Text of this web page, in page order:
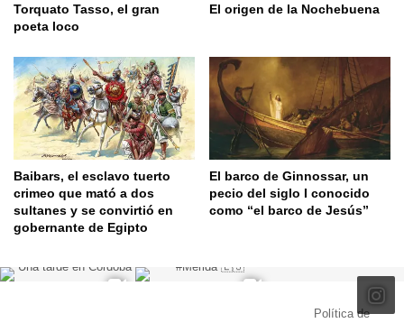
Torquato Tasso, el gran
poeta loco
El origen de la Nochebuena
Baibars, el esclavo tuerto
crimeo que mató a dos
sultanes y se convirtió en
gobernante de Egipto
El barco de Ginnossar, un
pecio del siglo I conocido
como “el barco de Jesús”
Política de